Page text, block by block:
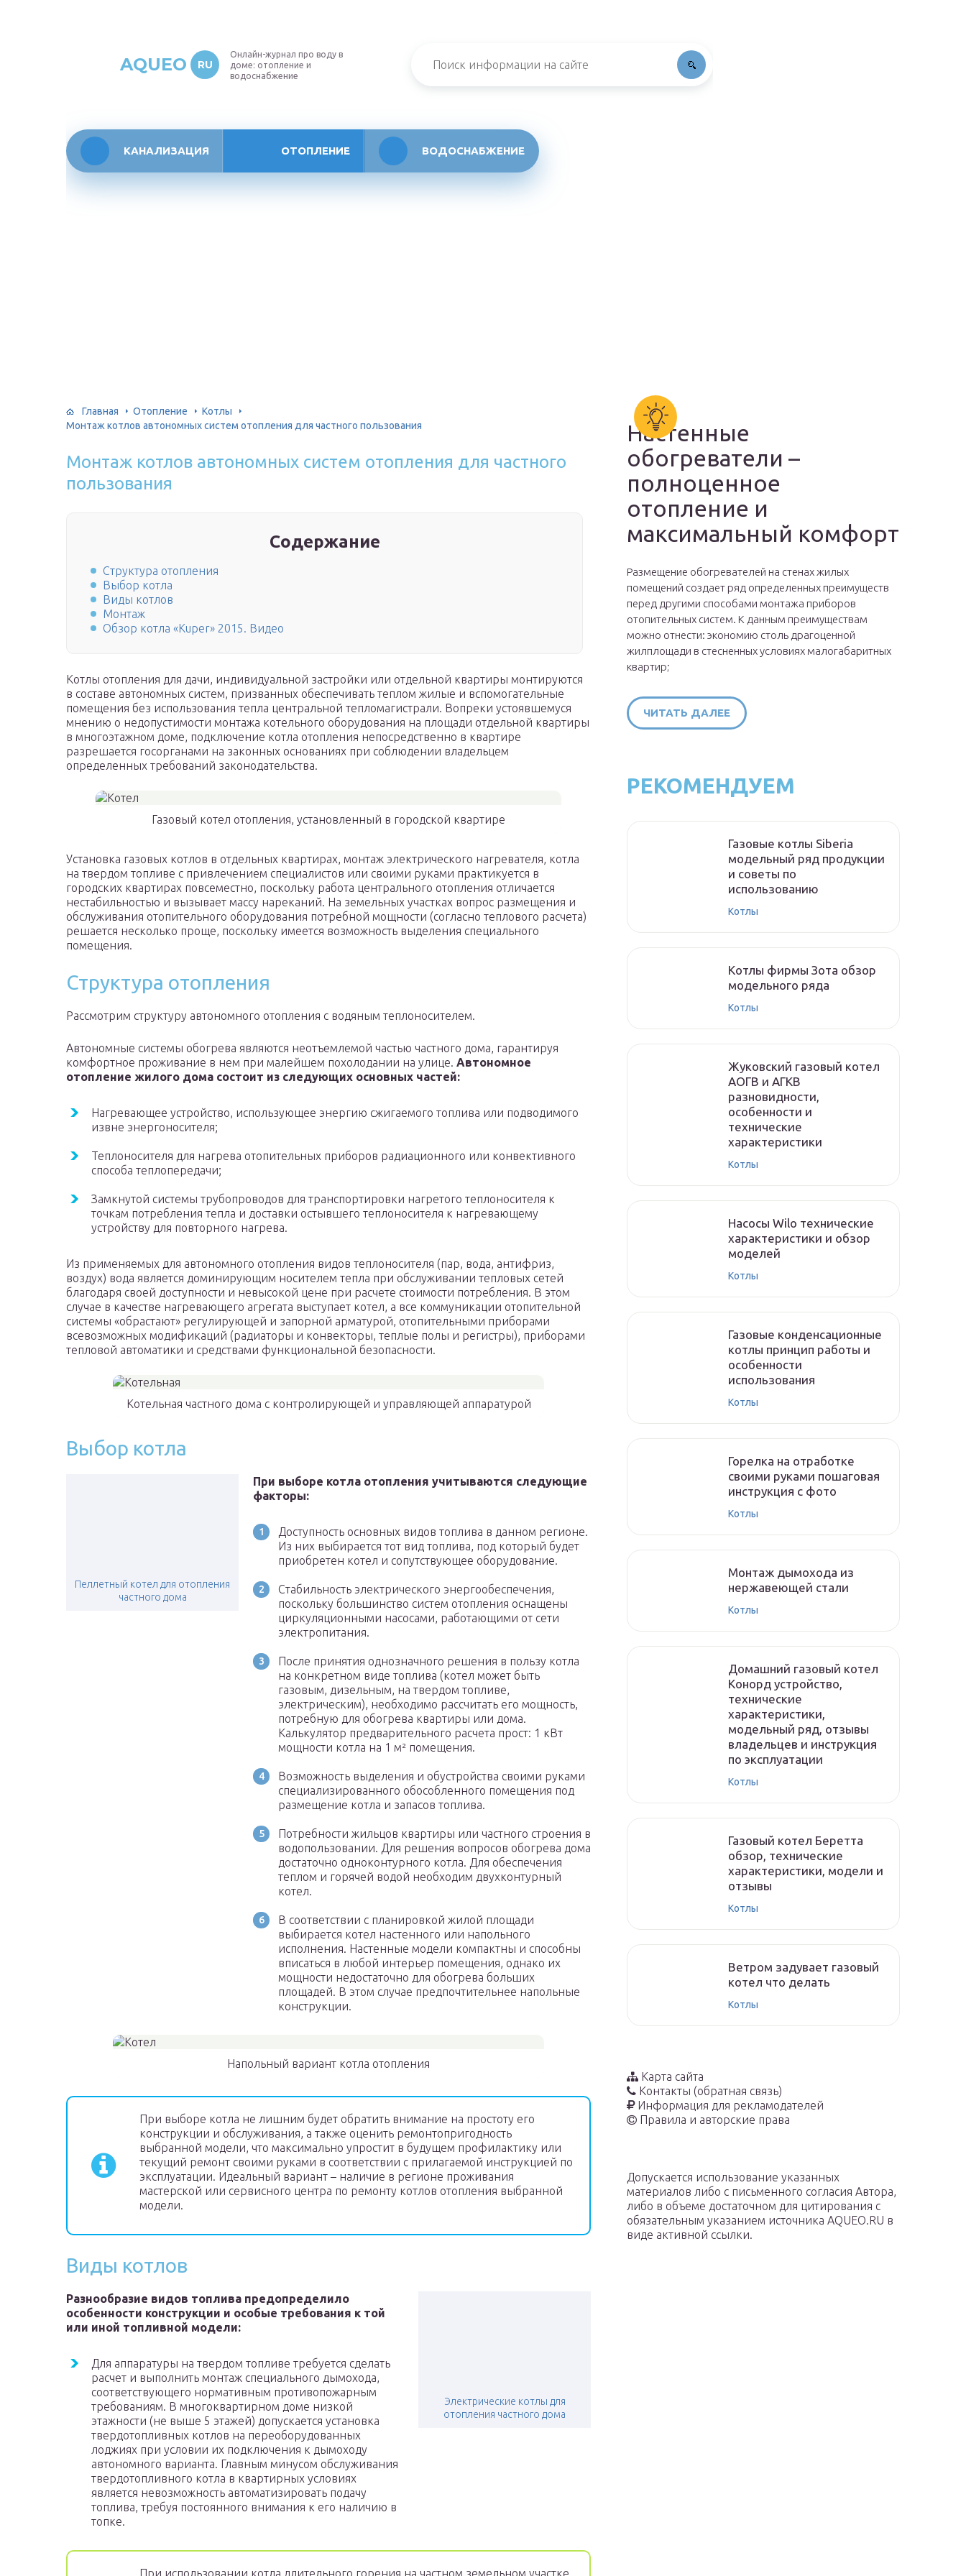
AQUEO RU
Онлайн-журнал про воду в
доме: отопление и
водоснабжение
КАНАЛИЗАЦИЯ ОТОПЛЕНИЕ ВОДОСНАБЖЕНИЕ
Главная Отопление
Котлы
Монтаж котлов автономных систем отопления для частного пользования
Монтаж котлов автономных систем отопления для частного
пользования
Содержание
Структура отопления
Выбор котла
Виды котлов
Монтаж
Обзор котла «Kuper» 2015. Видео
Котлы отопления для дачи, индивидуальной застройки или отдельной квартиры монтируются
в составе автономных систем, призванных обеспечивать теплом жилые и вспомогательные
помещения без использования тепла центральной тепломагистрали. Вопреки устоявшемуся
мнению о недопустимости монтажа котельного оборудования на площади отдельной квартиры
в многоэтажном доме, подключение котла отопления непосредственно в квартире
разрешается госорганами на законных основаниях при соблюдении владельцем
определенных требований законодательства.
Газовый котел отопления, установленный в городской квартире
Установка газовых котлов в отдельных квартирах, монтаж электрического нагревателя, котла
на твердом топливе с привлечением специалистов или своими руками практикуется в
городских квартирах повсеместно, поскольку работа центрального отопления отличается
нестабильностью и вызывает массу нареканий. На земельных участках вопрос размещения и
обслуживания отопительного оборудования потребной мощности (согласно теплового расчета)
решается несколько проще, поскольку имеется возможность выделения специального
помещения.
Структура отопления
Рассмотрим структуру автономного отопления с водяным теплоносителем.
Автономные системы обогрева являются неотъемлемой частью частного дома, гарантируя
комфортное проживание в нем при малейшем похолодании на улице. Автономное
отопление жилого дома состоит из следующих основных частей:
Нагревающее устройство, использующее энергию сжигаемого топлива или подводимого
извне энергоносителя;
Теплоносителя для нагрева отопительных приборов радиационного или конвективного
способа теплопередачи;
Замкнутой системы трубопроводов для транспортировки нагретого теплоносителя к
точкам потребления тепла и доставки остывшего теплоносителя к нагревающему
устройству для повторного нагрева.
Из применяемых для автономного отопления видов теплоносителя (пар, вода, антифриз,
воздух) вода является доминирующим носителем тепла при обслуживании тепловых сетей
благодаря своей доступности и невысокой цене при расчете стоимости потребления. В этом
случае в качестве нагревающего агрегата выступает котел, а все коммуникации отопительной
системы «обрастают» регулирующей и запорной арматурой, отопительными приборами
всевозможных модификаций (радиаторы и конвекторы, теплые полы и регистры), приборами
тепловой автоматики и средствами функциональной безопасности.
Котельная частного дома с контролирующей и управляющей аппаратурой
Выбор котла
Пеллетный котел для отопления
частного дома
При выборе котла отопления учитываются следующие
факторы:
Доступность основных видов топлива в данном регионе.
Из них выбирается тот вид топлива, под который будет
приобретен котел и сопутствующее оборудование.
Стабильность электрического энергообеспечения,
поскольку большинство систем отопления оснащены
циркуляционными насосами, работающими от сети
электропитания.
После принятия однозначного решения в пользу котла
на конкретном виде топлива (котел может быть
газовым, дизельным, на твердом топливе,
электрическим), необходимо рассчитать его мощность,
потребную для обогрева квартиры или дома.
Калькулятор предварительного расчета прост: 1 кВт
мощности котла на 1 м² помещения.
Возможность выделения и обустройства своими руками
специализированного обособленного помещения под
размещение котла и запасов топлива.
Потребности жильцов квартиры или частного строения в
водопользовании. Для решения вопросов обогрева дома
достаточно одноконтурного котла. Для обеспечения
теплом и горячей водой необходим двухконтурный
котел.
В соответствии с планировкой жилой площади
выбирается котел настенного или напольного
исполнения. Настенные модели компактны и способны
вписаться в любой интерьер помещения, однако их
мощности недостаточно для обогрева больших
площадей. В этом случае предпочтительнее напольные
конструкции.
Напольный вариант котла отопления
При выборе котла не лишним будет обратить внимание на простоту его
конструкции и обслуживания, а также оценить ремонтопригодность
выбранной модели, что максимально упростит в будущем профилактику или
текущий ремонт своими руками в соответствии с прилагаемой инструкцией по
эксплуатации. Идеальный вариант – наличие в регионе проживания
мастерской или сервисного центра по ремонту котлов отопления выбранной
модели.
Виды котлов
Электрические котлы для
отопления частного дома
Разнообразие видов топлива предопределило
особенности конструкции и особые требования к той
или иной топливной модели:
Для аппаратуры на твердом топливе требуется сделать
расчет и выполнить монтаж специального дымохода,
соответствующего нормативным противопожарным
требованиям. В многоквартирном доме низкой
этажности (не выше 5 этажей) допускается установка
твердотопливных котлов на переоборудованных
лоджиях при условии их подключения к дымоходу
автономного варианта. Главным минусом обслуживания
твердотопливного котла в квартирных условиях
является невозможность автоматизировать подачу
топлива, требуя постоянного внимания к его наличию в
топке.
При использовании котла длительного горения на частном земельном участке
Настенные
обогреватели –
полноценное
отопление и
максимальный комфорт
Размещение обогревателей на стенах жилых
помещений создает ряд определенных преимуществ
перед другими способами монтажа приборов
отопительных систем. К данным преимуществам
можно отнести: экономию столь драгоценной
жилплощади в стесненных условиях малогабаритных
квартир;
ЧИТАТЬ ДАЛЕЕ
РЕКОМЕНДУЕМ
Газовые котлы Siberia
модельный ряд продукции
и советы по
использованию
Котлы
Котлы фирмы Зота обзор
модельного ряда
Котлы
Жуковский газовый котел
АОГВ и АГКВ
разновидности,
особенности и
технические
характеристики
Котлы
Насосы Wilo технические
характеристики и обзор
моделей
Котлы
Газовые конденсационные
котлы принцип работы и
особенности
использования
Котлы
Горелка на отработке
своими руками пошаговая
инструкция с фото
Котлы
Монтаж дымохода из
нержавеющей стали
Котлы
Домашний газовый котел
Конорд устройство,
технические
характеристики,
модельный ряд, отзывы
владельцев и инструкция
по эксплуатации
Котлы
Газовый котел Беретта
обзор, технические
характеристики, модели и
отзывы
Котлы
Ветром задувает газовый
котел что делать
Котлы
Карта сайта
Контакты (обратная связь)
Информация для рекламодателей
Правила и авторские права
Допускается использование указанных
материалов либо с письменного согласия Автора,
либо в объеме достаточном для цитирования с
обязательным указанием источника AQUEO.RU в
виде активной ссылки.